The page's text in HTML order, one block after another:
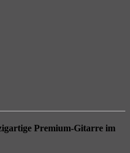
Premium-Gitarre im